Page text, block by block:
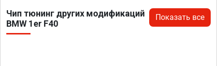
Чип тюнинг других модификаций
BMW 1er F40
Показать все